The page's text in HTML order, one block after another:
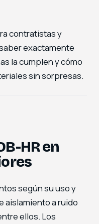
contratistas y
exactamente
la cumplen y cómo
sin sorpresas.
HR en
según su uso y
aislamiento a ruido
ellos. Los